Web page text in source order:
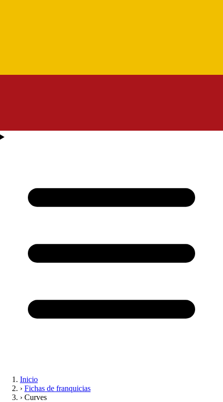
Inicio
› Fichas de franquicias
› Curves